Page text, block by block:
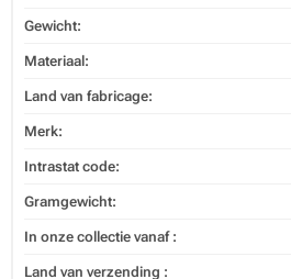
Gewicht:
Materiaal:
Land van fabricage:
Merk:
Intrastat code:
Gramgewicht:
In onze collectie vanaf :
Land van verzending :